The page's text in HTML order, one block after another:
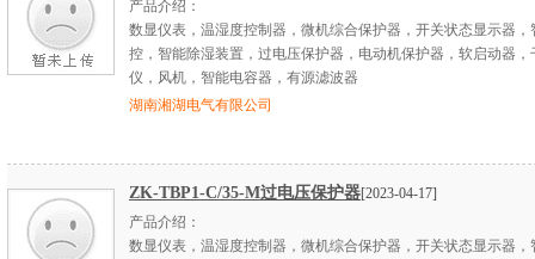
产品介绍：
数显仪表，温湿度控制器，微机综合保护器，开关状态显示器，
控，智能除湿装置，过电压保护器，电动机保护器，软启动器，
仪，风机，智能电容器，有源滤波器
湖南湘湖电气有限公司
ZK-TBP1-C/35-M过电压保护器[2023-04-17]
产品介绍：
数显仪表，温湿度控制器，微机综合保护器，开关状态显示器，